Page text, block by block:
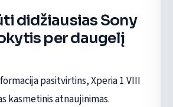
didžiausias Sony
per daugelį
pasitvirtins, Xperia 1 VIII
kasmetinis atnaujinimas.